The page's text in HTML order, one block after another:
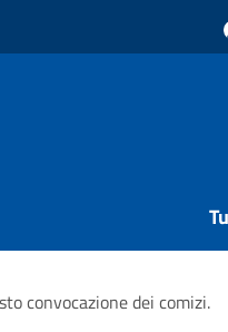
convocazione dei comizi.